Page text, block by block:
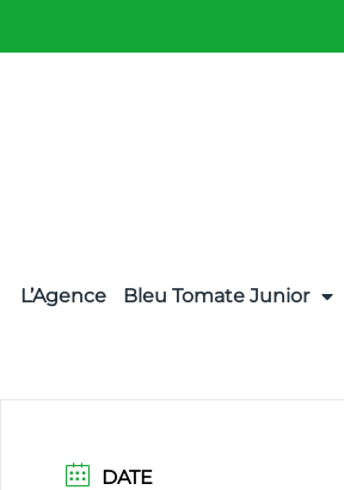
L’Agence Bleu Tomate Junior
DATE